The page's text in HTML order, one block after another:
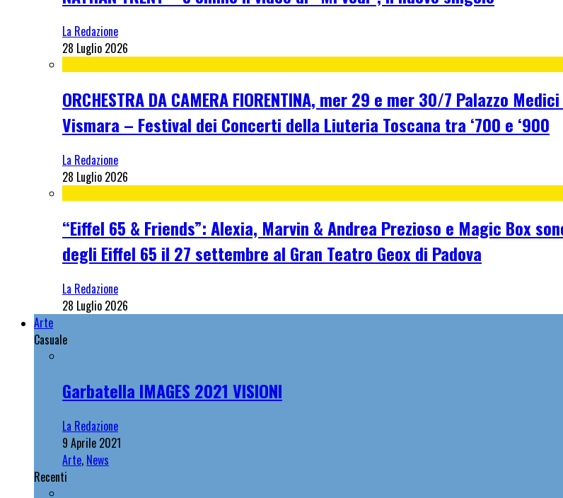
La Redazione
28 Luglio 2026
ORCHESTRA DA CAMERA FIORENTINA, mer 29 e mer 30/7 Palazzo
Vismara – Festival dei Concerti della Liuteria Toscana tra ‘700 e ‘900
La Redazione
28 Luglio 2026
“Eiffel 65 & Friends”: Alexia, Marvin & Andrea Prezioso e Magic Box
degli Eiffel 65 il 27 settembre al Gran Teatro Geox di Padova
La Redazione
28 Luglio 2026
Arte
Casuale
Garbatella IMAGES 2021 VISIONI
La Redazione
9 Aprile 2021
Arte, News
Recenti